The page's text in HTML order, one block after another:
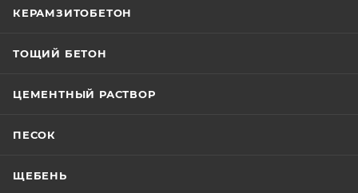
КЕРАМЗИТОБЕТОН
ТОЩИЙ БЕТОН
ЦЕМЕНТНЫЙ РАСТВОР
ПЕСОК
ЩЕБЕНЬ